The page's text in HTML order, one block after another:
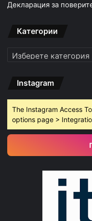
Декларация за
Категории
Категории
Instagram
The Instagram Access
options page >